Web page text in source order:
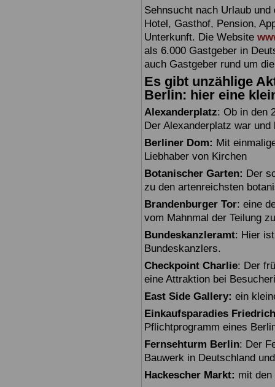
Sehnsucht nach Urlaub
Hotel, Gasthof, Pension,
Unterkunft. Die Website
als 6.000 Gastgeber in
auch Gastgeber rund um
Es gibt unzählige
Berlin: hier eine
Alexanderplatz: Ob in den
Der Alexanderplatz war
Berliner Dom: Mit
Liebhaber von Kirchen
Botanischer Garten: Der
zu den artenreichsten
Brandenburger Tor: eine
vom Mahnmal der Teilung
Bundeskanzleramt: Hier
Bundeskanzlers.
Checkpoint Charlie: Der
eine Attraktion bei
East Side Gallery: ein
Einkaufsparadies
Pflichtprogramm eines
Fernsehturm Berlin: Der
Bauwerk in Deutschland
Hackescher Markt: mit